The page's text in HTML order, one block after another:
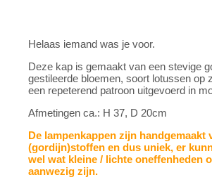
Helaas iemand was je voor.
Deze kap is gemaakt van een stevige
gestileerde bloemen, soort lotussen op
een repeterend patroon uitgevoerd in
Afmetingen ca.: H 37, D 20cm
De lampenkappen zijn handgemaakt
(gordijn)stoffen en dus uniek, er
wel wat kleine / lichte oneffenheden
aanwezig zijn.